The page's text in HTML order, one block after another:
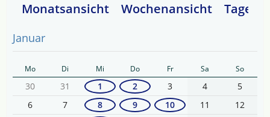
Monatsansicht Wochenansicht
Januar
Mo Di Mi Do Fr Sa So
30 31 1 2 3 4
5
6
7 8 9 10 11
12